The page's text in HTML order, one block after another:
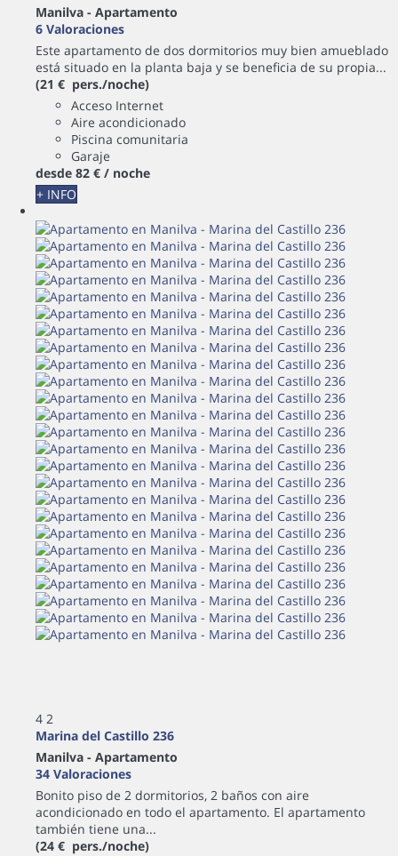
Manilva - Apartamento
6 Valoraciones
Este apartamento de dos dormitorios muy bien amueblado
está situado en la planta baja y se beneficia de su propia...
(21 € pers./noche)
Acceso Internet
Aire acondicionado
Piscina comunitaria
Garaje
desde 82 € / noche
+ INFO
4 2
Marina del Castillo 236
Manilva - Apartamento
34 Valoraciones
Bonito piso de 2 dormitorios, 2 baños con aire
acondicionado en todo el apartamento. El apartamento
también tiene una...
(24 € pers./noche)